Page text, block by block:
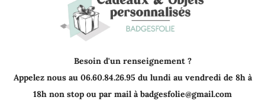
Besoin d'un renseignement ?
Appelez nous au 06.60.84.26.95 du lundi au vendredi de 8h à
18h non stop ou par mail à badgesfolie@gmail.com